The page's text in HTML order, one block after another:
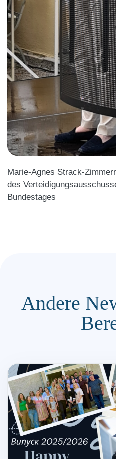
Marie-Agnes Strack-
des
Bundestages
Andere